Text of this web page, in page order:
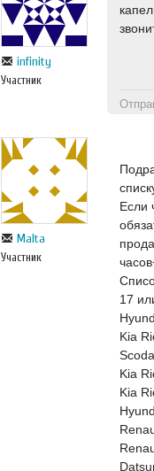
infinity
Участник
Malta
Участник
Если
17
Kia
Kia
Kia